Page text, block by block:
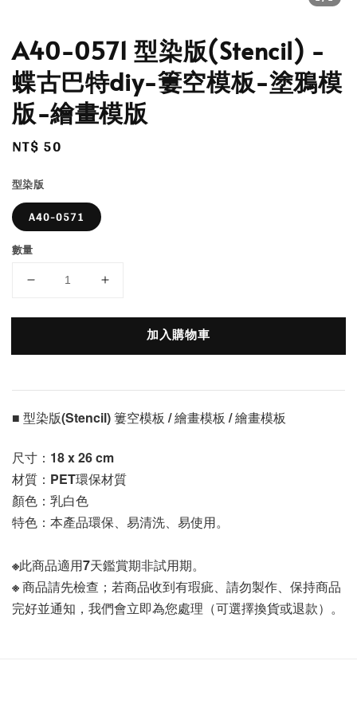
A40-0571 型染版(Stencil) -
蝶古巴特diy-簍空模板-塗鴉模
版-繪畫模版
Regular
NT$ 50
型染版
A40-0571
數量
加入購物車
■ 型染版(Stencil) 簍空模板 / 繪畫模板 / 繪畫模板
尺寸： 18 x 26 cm
材質：PET環保材質
顏色：乳白色
特色：本產品環保、易清洗、易使用。
※此商品適用7天鑑賞期非試用期。
※ 商品請先檢查；若商品收到有瑕疵、請勿製作、保持商品
完好並通知，我們會立即為您處理（可選擇換貨或退款）。